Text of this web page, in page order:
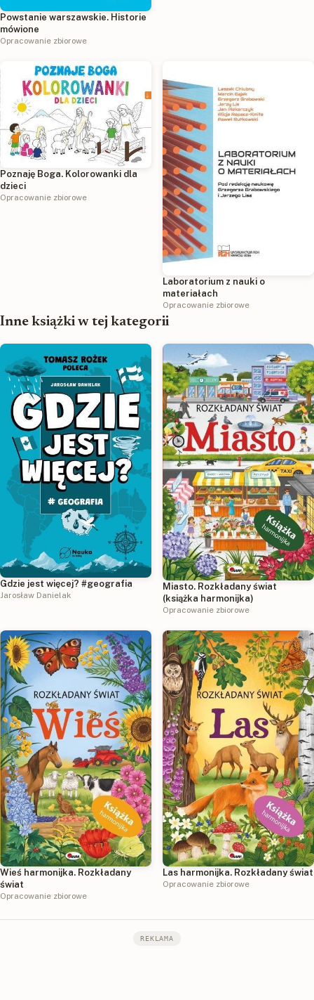
Powstanie warszawskie. Historie
mówione
Opracowanie zbiorowe
Poznaję Boga. Kolorowanki dla
dzieci
Opracowanie zbiorowe
Laboratorium z nauki o
materiałach
Opracowanie zbiorowe
Inne książki w tej kategorii
Gdzie jest więcej? #geografia
Jarosław Danielak
Miasto. Rozkładany świat
(książka harmonijka)
Opracowanie zbiorowe
Wieś harmonijka. Rozkładany
świat
Opracowanie zbiorowe
Las harmonijka. Rozkładany świat
Opracowanie zbiorowe
REKLAMA